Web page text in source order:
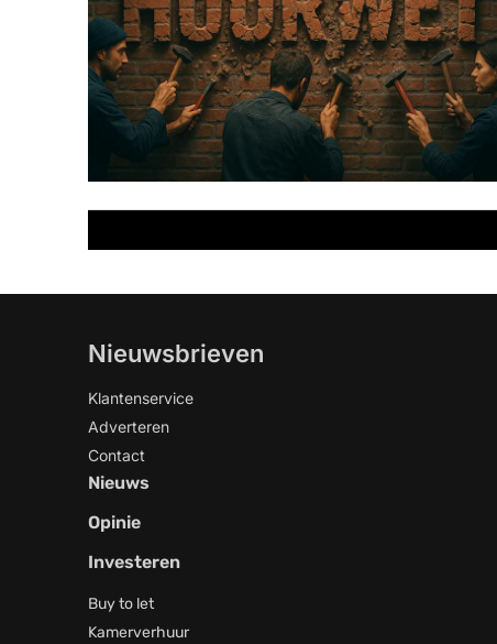
Nieuwsbrieven
Klantenservice
Adverteren
Contact
Nieuws
Opinie
Investeren
Buy to let
Kamerverhuur